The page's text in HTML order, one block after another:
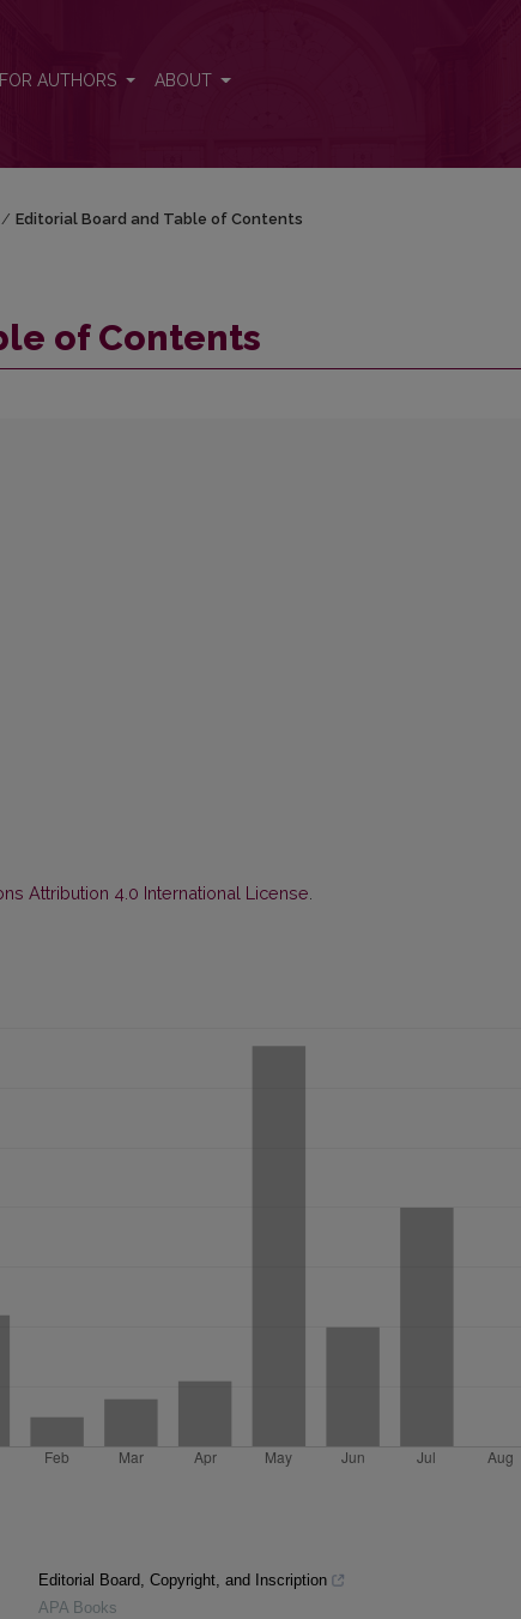
FOR AUTHORS ABOUT
/ Editorial Board and Table of Contents
of Contents
Attribution 4.0 International License
Editorial Board, Copyright, and Inscription
APA Books